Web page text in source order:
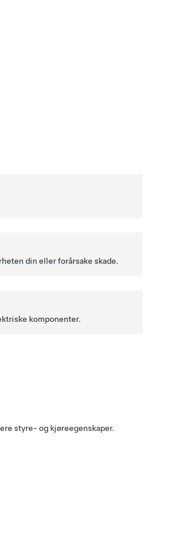
din eller forårsake skade.
komponenter.
styre- og kjøreegenskaper.